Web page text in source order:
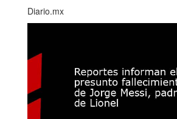
Diario.mx